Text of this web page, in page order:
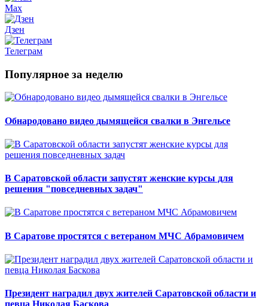
Max
Дзен
Телеграм
Популярное за неделю
Обнародовано видео дымящейся свалки в Энгельсе
В Саратовской области запустят женские курсы для
решения "повседневных задач"
В Саратове простятся с ветераном МЧС Абрамовичем
Президент наградил двух жителей Саратовской области и